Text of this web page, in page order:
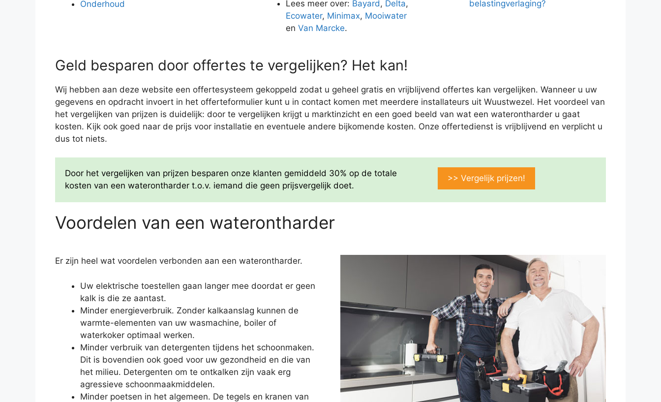
Onderhoud
Lees meer over: Bayard, Delta,
Ecowater, Minimax, Mooiwater
enVan Marcke.
belastingverlaging?
Geld besparen door offertes te vergelijken? Het kan!
Wij hebben aan deze website een offertesysteem gekoppeld zodat u geheel gratis en vrijblijvend offertes kan vergelijken. Wanneer u uw
gegevens en opdracht invoert in het offerteformulier kunt u in contact komen met meerdere installateurs uit Wuustwezel. Het voordeel van
het vergelijken van prijzen is duidelijk: door te vergelijken krijgt u marktinzicht en een goed beeld van wat een waterontharder u gaat
kosten. Kijk ook goed naar de prijs voor installatie en eventuele andere bijkomende kosten. Onze offertedienst is vrijblijvend en verplicht u
dus tot niets.
Door het vergelijken van prijzen besparen onze klanten gemiddeld 30% op de totale
kosten van een waterontharder t.o.v. iemand die geen prijsvergelijk doet.
>> Vergelijk prijzen!
Voordelen van een waterontharder
Er zijn heel wat voordelen verbonden aan een waterontharder.
Uw elektrische toestellen gaan langer mee doordat er geen
kalk is die ze aantast.
Minder energieverbruik. Zonder kalkaanslag kunnen de
warmte-elementen van uw wasmachine, boiler of
waterkoker optimaal werken.
Minder verbruik van detergenten tijdens het schoonmaken.
Dit is bovendien ook goed voor uw gezondheid en die van
het milieu. Detergenten om te ontkalken zijn vaak erg
agressieve schoonmaakmiddelen.
Minder poetsen in het algemeen. De tegels en kranen van